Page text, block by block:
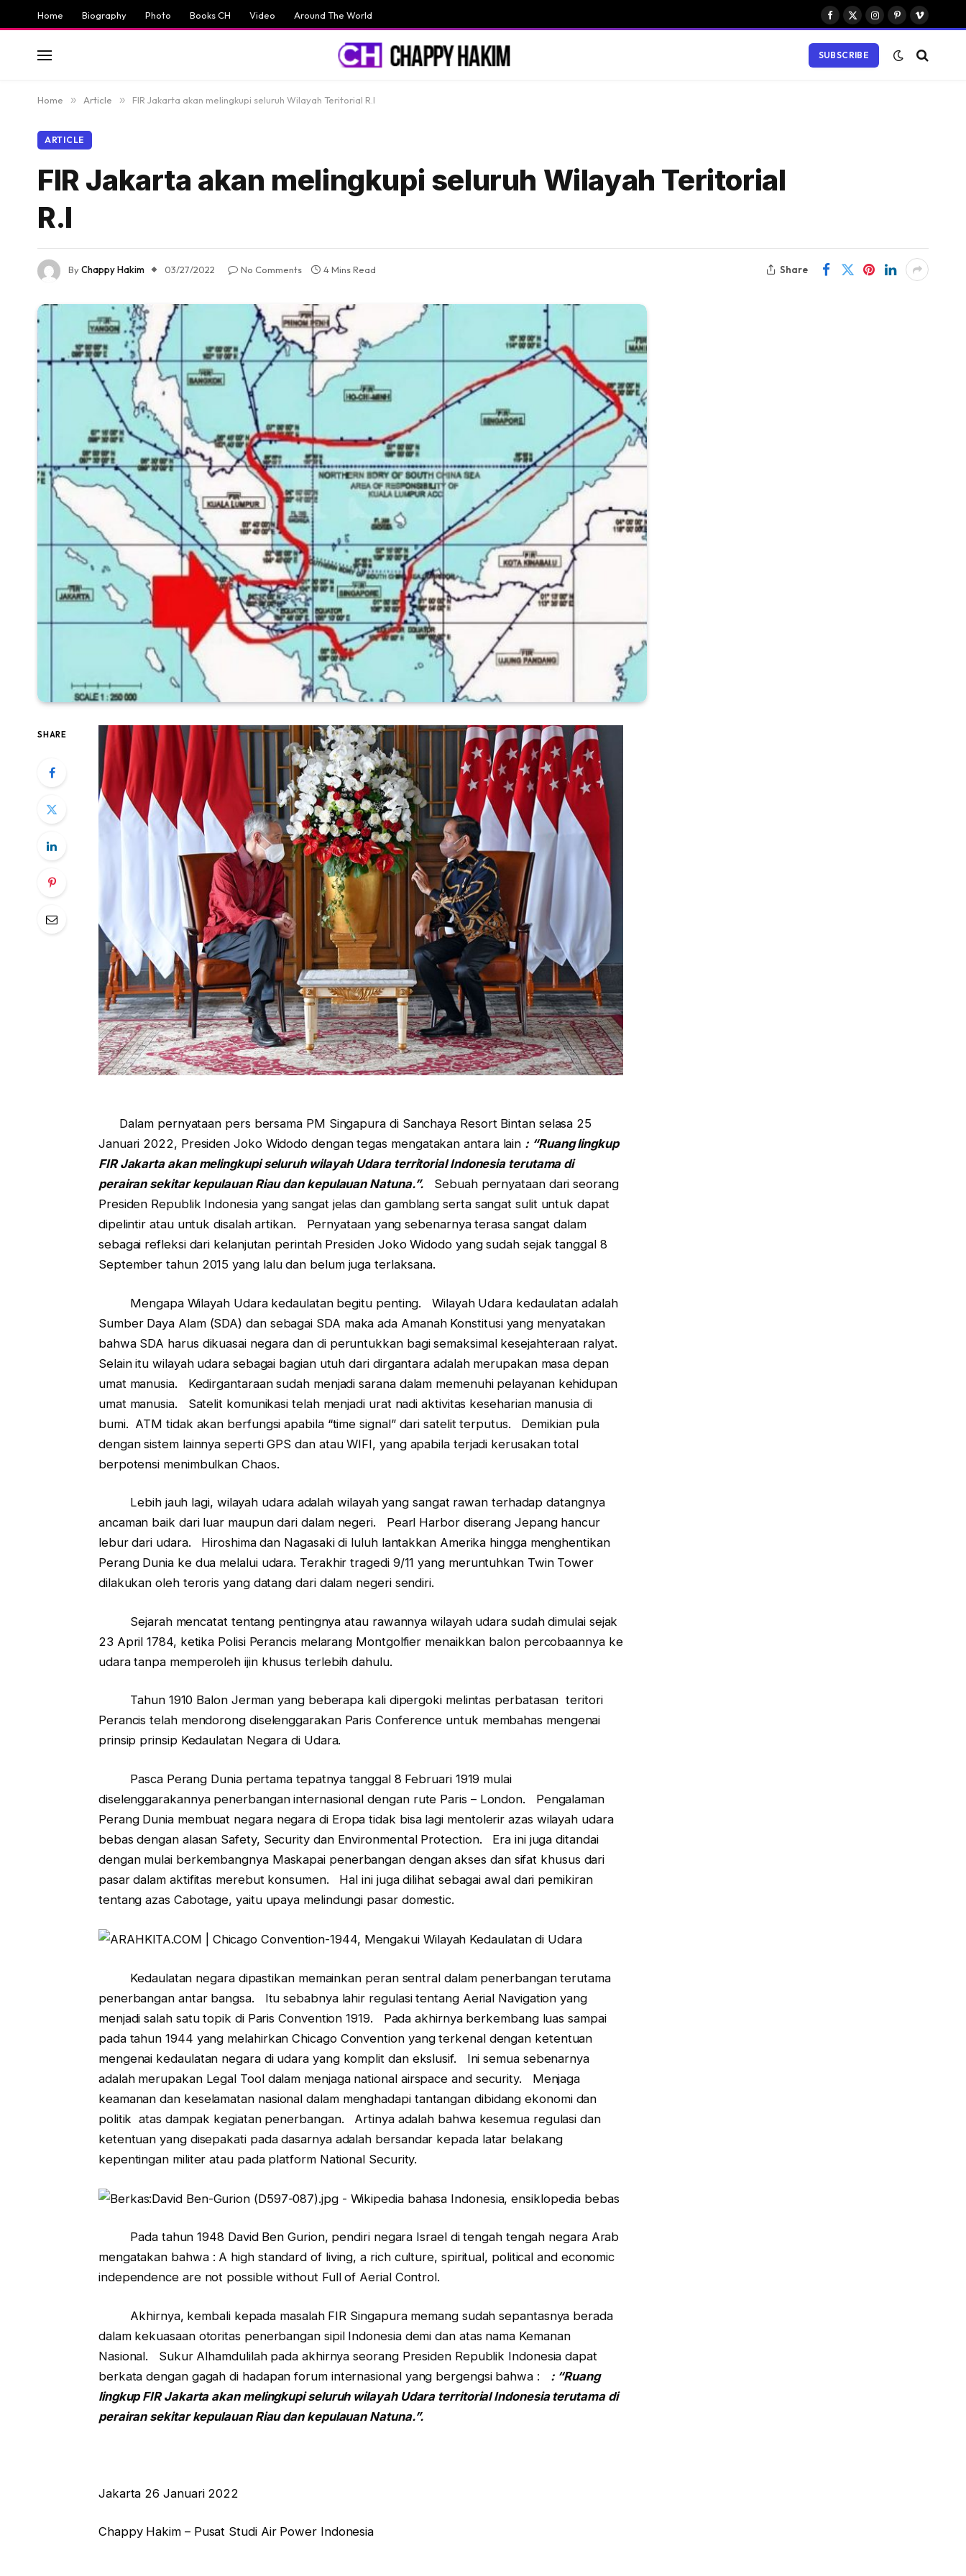
Home Biography Photo Books CH Video Around The World
Facebook
X
Instagram
PinterestVimeo
SUBSCRIBE
Home » Article » FIR Jakarta akan melingkupi seluruh Wilayah Teritorial R.I
ARTICLE
FIR Jakarta akan melingkupi seluruh Wilayah Teritorial
R.I
ByChappy Hakim 03/27/2022 No Comments 4 Mins Read Share
SHARE
Dalam pernyataan pers bersama PM Singapura di Sanchaya Resort Bintan selasa 25
Januari 2022, Presiden Joko Widodo dengan tegas mengatakan antara lain : “Ruang lingkup
FIR Jakarta akan melingkupi seluruh wilayah Udara territorial Indonesia terutama di
perairan sekitar kepulauan Riau dan kepulauan Natuna.”. Sebuah pernyataan dari seorang
Presiden Republik Indonesia yang sangat jelas dan gamblang serta sangat sulit untuk dapat
dipelintir atau untuk disalah artikan. Pernyataan yang sebenarnya terasa sangat dalam
sebagai refleksi dari kelanjutan perintah Presiden Joko Widodo yang sudah sejak tanggal 8
September tahun 2015 yang lalu dan belum juga terlaksana.
Mengapa Wilayah Udara kedaulatan begitu penting. Wilayah Udara kedaulatan adalah
Sumber Daya Alam (SDA) dan sebagai SDA maka ada Amanah Konstitusi yang menyatakan
bahwa SDA harus dikuasai negara dan di peruntukkan bagi semaksimal kesejahteraan ralyat.
Selain itu wilayah udara sebagai bagian utuh dari dirgantara adalah merupakan masa depan
umat manusia. Kedirgantaraan sudah menjadi sarana dalam memenuhi pelayanan kehidupan
umat manusia. Satelit komunikasi telah menjadi urat nadi aktivitas keseharian manusia di
bumi. ATM tidak akan berfungsi apabila “time signal” dari satelit terputus. Demikian pula
dengan sistem lainnya seperti GPS dan atau WIFI, yang apabila terjadi kerusakan total
berpotensi menimbulkan Chaos.
Lebih jauh lagi, wilayah udara adalah wilayah yang sangat rawan terhadap datangnya
ancaman baik dari luar maupun dari dalam negeri. Pearl Harbor diserang Jepang hancur
lebur dari udara. Hiroshima dan Nagasaki di luluh lantakkan Amerika hingga menghentikan
Perang Dunia ke dua melalui udara. Terakhir tragedi 9/11 yang meruntuhkan Twin Tower
dilakukan oleh teroris yang datang dari dalam negeri sendiri.
Sejarah mencatat tentang pentingnya atau rawannya wilayah udara sudah dimulai sejak
23 April 1784, ketika Polisi Perancis melarang Montgolfier menaikkan balon percobaannya ke
udara tanpa memperoleh ijin khusus terlebih dahulu.
Tahun 1910 Balon Jerman yang beberapa kali dipergoki melintas perbatasan teritori
Perancis telah mendorong diselenggarakan Paris Conference untuk membahas mengenai
prinsip prinsip Kedaulatan Negara di Udara.
Pasca Perang Dunia pertama tepatnya tanggal 8 Februari 1919 mulai
diselenggarakannya penerbangan internasional dengan rute Paris – London. Pengalaman
Perang Dunia membuat negara negara di Eropa tidak bisa lagi mentolerir azas wilayah udara
bebas dengan alasan Safety, Security dan Environmental Protection. Era ini juga ditandai
dengan mulai berkembangnya Maskapai penerbangan dengan akses dan sifat khusus dari
pasar dalam aktifitas merebut konsumen. Hal ini juga dilihat sebagai awal dari pemikiran
tentang azas Cabotage, yaitu upaya melindungi pasar domestic.
Kedaulatan negara dipastikan memainkan peran sentral dalam penerbangan terutama
penerbangan antar bangsa. Itu sebabnya lahir regulasi tentang Aerial Navigation yang
menjadi salah satu topik di Paris Convention 1919. Pada akhirnya berkembang luas sampai
pada tahun 1944 yang melahirkan Chicago Convention yang terkenal dengan ketentuan
mengenai kedaulatan negara di udara yang komplit dan ekslusif. Ini semua sebenarnya
adalah merupakan Legal Tool dalam menjaga national airspace and security. Menjaga
keamanan dan keselamatan nasional dalam menghadapi tantangan dibidang ekonomi dan
politik atas dampak kegiatan penerbangan. Artinya adalah bahwa kesemua regulasi dan
ketentuan yang disepakati pada dasarnya adalah bersandar kepada latar belakang
kepentingan militer atau pada platform National Security.
Pada tahun 1948 David Ben Gurion, pendiri negara Israel di tengah tengah negara Arab
mengatakan bahwa : A high standard of living, a rich culture, spiritual, political and economic
independence are not possible without Full of Aerial Control.
Akhirnya, kembali kepada masalah FIR Singapura memang sudah sepantasnya berada
dalam kekuasaan otoritas penerbangan sipil Indonesia demi dan atas nama Kemanan
Nasional. Sukur Alhamdulilah pada akhirnya seorang Presiden Republik Indonesia dapat
berkata dengan gagah di hadapan forum internasional yang bergengsi bahwa : : “Ruang
lingkup FIR Jakarta akan melingkupi seluruh wilayah Udara territorial Indonesia terutama di
perairan sekitar kepulauan Riau dan kepulauan Natuna.”.
Jakarta 26 Januari 2022
Chappy Hakim – Pusat Studi Air Power Indonesia